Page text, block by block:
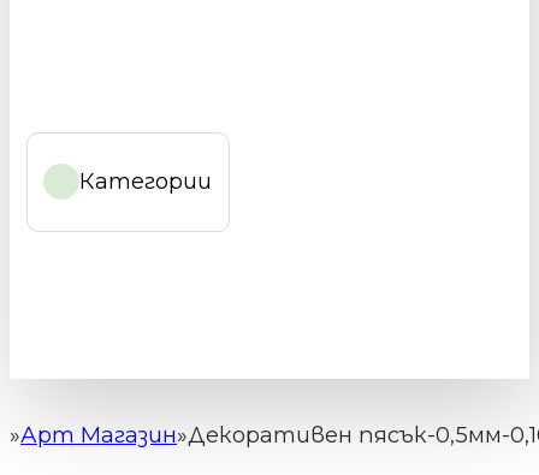
Категории
Начало
Арт Магазин Декоративен пясък-0,5мм-